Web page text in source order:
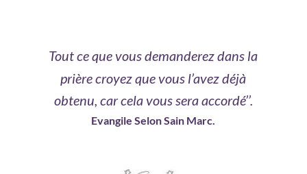
Tout ce que vous demanderez dans la
prière croyez que vous l’avez déjà
obtenu, car cela vous sera accordé’’.
Evangile Selon Sain Marc.